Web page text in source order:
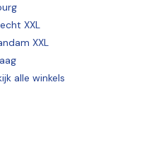
XXL
XXL
alle winkels